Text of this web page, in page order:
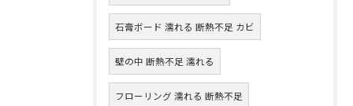
石膏ボード 濡れる 断熱不足 カビ
壁の中 断熱不足 濡れる
フローリング 濡れる 断熱不足